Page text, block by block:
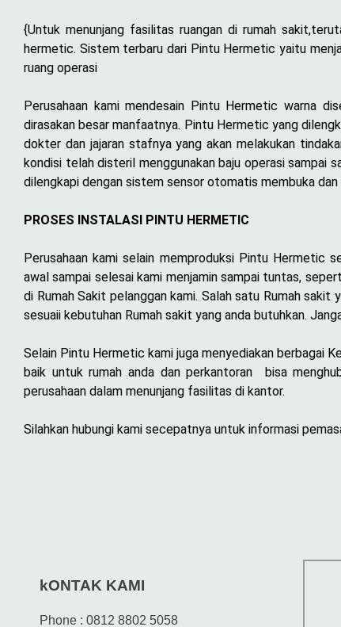
{Untuk menunjang fasilitas ruangan di rumah
hermetic. Sistem terbaru dari Pintu Hermetic yaitu
ruang operasi
Perusahaan kami mendesain Pintu Hermetic warna
dirasakan besar manfaatnya. Pintu Hermetic yang
dokter dan jajaran stafnya yang akan melakukan
kondisi telah disteril menggunakan baju operasi sampai
dilengkapi dengan sistem sensor otomatis membuka
PROSES INSTALASI PINTU HERMETIC
Perusahaan kami selain memproduksi Pintu Hermetic
awal sampai selesai kami menjamin sampai tuntas,
di Rumah Sakit pelanggan kami. Salah satu Rumah
sesuaii kebutuhan Rumah sakit yang anda butuhkan.
Selain Pintu Hermetic kami juga menyediakan berbagai
baik untuk rumah anda dan perkantoran bisa
perusahaan dalam menunjang fasilitas di kantor.
Silahkan hubungi kami secepatnya untuk informasi
kONTAK KAMI
Phone : 0812 8802 5058